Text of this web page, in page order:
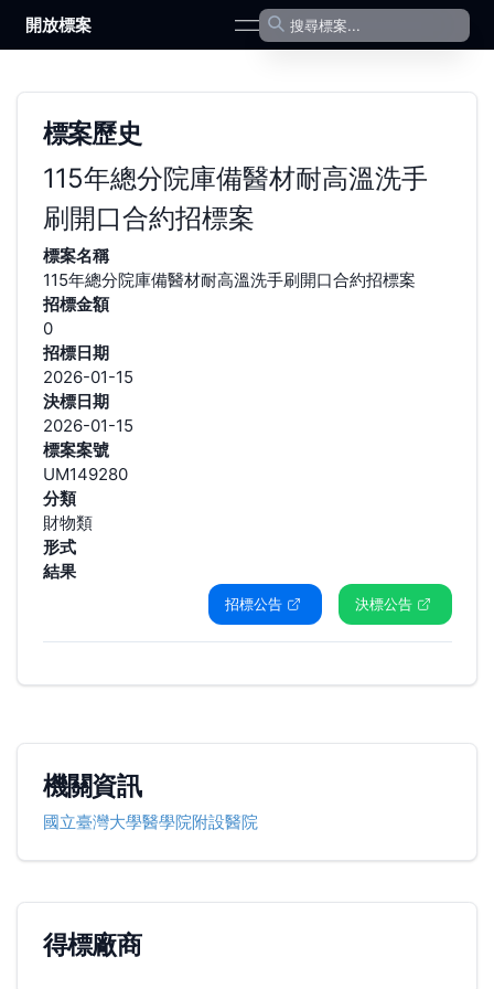
開放標案 open navigation menu
標案歷史
115年總分院庫備醫材耐高溫洗手
刷開口合約招標案
標案名稱
115年總分院庫備醫材耐高溫洗手刷開口合約招標案
招標金額
0
招標日期
2026-01-15
決標日期
2026-01-15
標案案號
UM149280
分類
財物類
形式
結果
招標公告 決標公告
機關資訊
國立臺灣大學醫學院附設醫院
得標廠商